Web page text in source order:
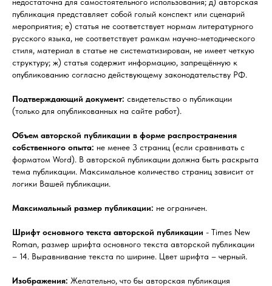
публикация представляет собой голый конспект или сценарий
мероприятия; е) статья не соответствует нормам литературного
русского языка, не соответствует рамкам научно-методического
стиля, материал в статье не систематизирован, не имеет четкую
структуру; ж) статья содержит информацию, запрещённую к
опубликованию согласно действующему законодательству РФ.
Подтверждающий документ: свидетельство о публикации
(только для опубликованных на сайте работ).
Объем авторской публикации в форме распространения
собственного опыта: не менее 3 страниц (если сравнивать с
форматом Word). В авторской публикации должна быть раскрыта
тема публикации. Максимальное количество страниц зависит от
логики Вашей публикации.
Максимальный размер публикации: не ограничен.
Шрифт основного текста авторской публикации - Times New
Roman, размер шрифта основного текста авторской публикации
– 14. Выравнивание текста по ширине. Цвет шрифта – черный.
Изображения: Желательно, что бы авторская публикация